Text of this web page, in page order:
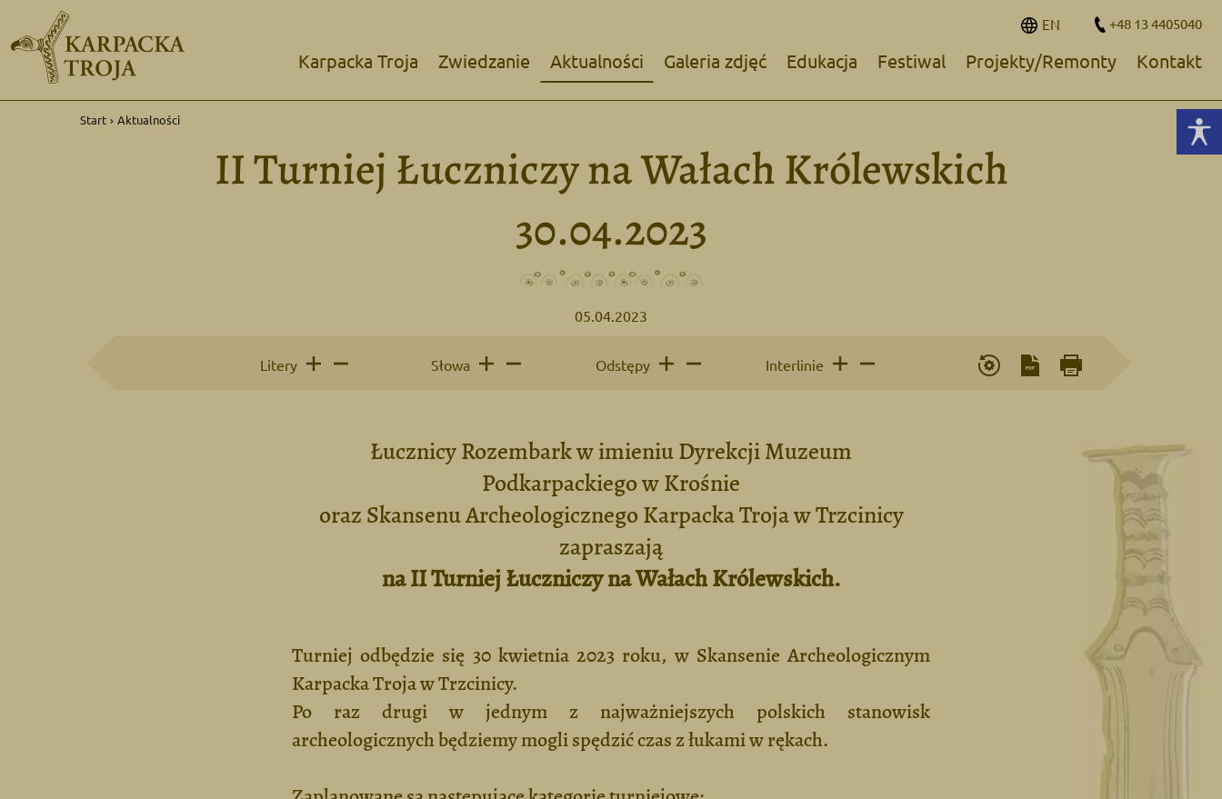
EN +48 13 4405040
Karpacka Troja Zwiedzanie Aktualności Galeria zdjęć Edukacja Festiwal Projekty/Remonty Kontakt
Start › Aktualności
II Turniej Łuczniczy na Wałach Królewskich
30.04.2023
05.04.2023
Litery Słowa Odstępy Interlinie
Łucznicy Rozembark w imieniu Dyrekcji Muzeum
Podkarpackiego w Krośnie
oraz Skansenu Archeologicznego Karpacka Troja w Trzcinicy
zapraszają
na II Turniej Łuczniczy na Wałach Królewskich.
Turniej odbędzie się 30 kwietnia 2023 roku, w Skansenie Archeologicznym
Karpacka Troja w Trzcinicy.
Po raz drugi w jednym z najważniejszych polskich stanowisk
archeologicznych będziemy mogli spędzić czas z łukami w rękach.